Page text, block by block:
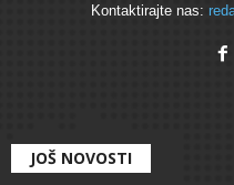
Kontaktirajte nas:
JOŠ NOVOSTI